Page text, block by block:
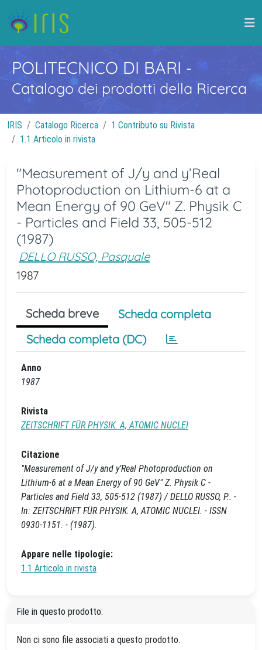
POLITECNICO DI BARI -
Catalogo dei prodotti della Ricerca
IRIS Catalogo Ricerca
1 Contributo su Rivista
1.1 Articolo in rivista
"Measurement of J/y and y’Real
Photoproduction on Lithium-6 at a
Mean Energy of 90 GeV" Z. Physik C
- Particles and Field 33, 505-512
(1987)
DELLO RUSSO, Pasquale
1987
Scheda breve
Scheda completa
Scheda completa (DC)
Anno
1987
Rivista
ZEITSCHRIFT FÜR PHYSIK. A, ATOMIC NUCLEI
Citazione
"Measurement of J/y and y’Real Photoproduction on
Lithium-6 at a Mean Energy of 90 GeV" Z. Physik C -
Particles and Field 33, 505-512 (1987) / DELLO RUSSO, P.. -
In: ZEITSCHRIFT FÜR PHYSIK. A, ATOMIC NUCLEI. - ISSN
0930-1151. - (1987).
Appare nelle tipologie:
1.1 Articolo in rivista
File in questo prodotto:
Non ci sono file associati a questo prodotto.